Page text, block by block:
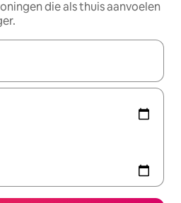
die als thuis aanvoelen
zijn, maak je een keuze